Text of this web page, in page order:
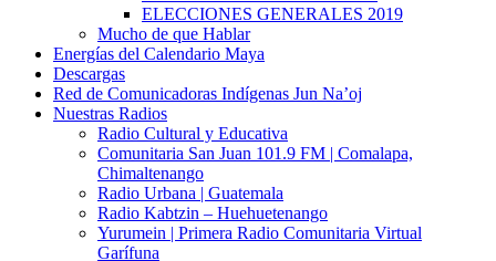
ELECCIONES GENERALES 2019
Mucho de que Hablar
Energías del Calendario Maya
Descargas
Red de Comunicadoras Indígenas Jun Na’oj
Nuestras Radios
Radio Cultural y Educativa
Comunitaria San Juan 101.9 FM | Comalapa,
Chimaltenango
Radio Urbana | Guatemala
Radio Kabtzin – Huehuetenango
Yurumein | Primera Radio Comunitaria Virtual
Garífuna